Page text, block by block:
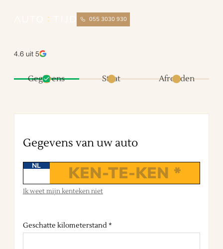
055 3030 930
4.6 uit 5
Gegevens Staat Afronden
Gegevens van uw auto
NL
Ik weet mijn kenteken niet
Geschatte kilometerstand *